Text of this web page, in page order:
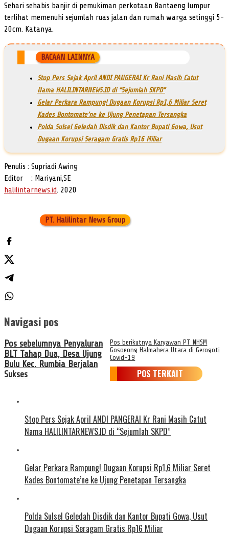
Sehari sehabis banjir di pemukiman perkotaan Bantaeng lumpur
terlihat memenuhi sejumlah ruas jalan dan rumah warga setinggi 5-
20cm. Katanya.
BACAAN LAINNYA
Stop Pers Sejak April ANDI PANGERAI Kr Rani Masih Catut
Nama HALILINTARNEWS.ID di “Sejumlah SKPD”
Gelar Perkara Rampung! Dugaan Korupsi Rp1,6 Miliar Seret
Kades Bontomate’ne ke Ujung Penetapan Tersangka
Polda Sulsel Geledah Disdik dan Kantor Bupati Gowa, Usut
Dugaan Korupsi Seragam Gratis Rp16 Miliar
Penulis : Supriadi Awing
Editor : Mariyani,SE
halilintarnews.id. 2020
PT. Halilintar News Group
Navigasi pos
Pos sebelumnya Penyaluran
BLT Tahap Dua, Desa Ujung
Bulu Kec. Rumbia Berjalan
Sukses
Pos berikutnya Karyawan PT NHSM
Gosoeong Halmahera Utara di Gerogoti
Covid-19
POS TERKAIT
Stop Pers Sejak April ANDI PANGERAI Kr Rani Masih Catut
Nama HALILINTARNEWS.ID di “Sejumlah SKPD”
Gelar Perkara Rampung! Dugaan Korupsi Rp1,6 Miliar Seret
Kades Bontomate’ne ke Ujung Penetapan Tersangka
Polda Sulsel Geledah Disdik dan Kantor Bupati Gowa, Usut
Dugaan Korupsi Seragam Gratis Rp16 Miliar